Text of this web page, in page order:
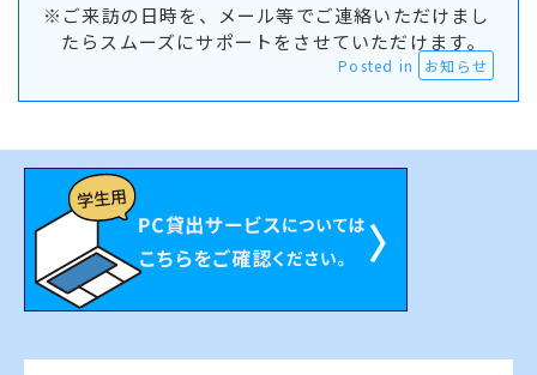
※ご来訪の日時を、メール等でご連絡いただけまし
たらスムーズにサポートをさせていただけます。
Posted in お知らせ